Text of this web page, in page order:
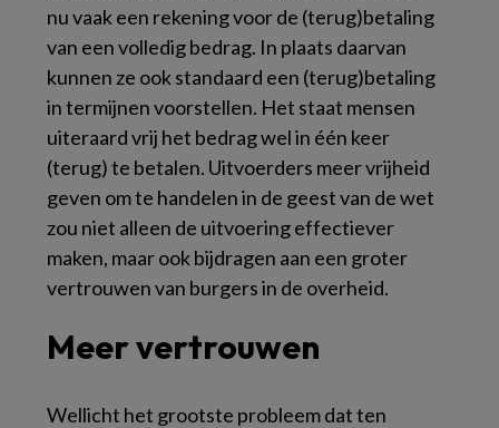
nu vaak een rekening voor de (terug)betaling
van een volledig bedrag. In plaats daarvan
kunnen ze ook standaard een (terug)betaling
in termijnen voorstellen. Het staat mensen
uiteraard vrij het bedrag wel in één keer
(terug) te betalen. Uitvoerders meer vrijheid
geven om te handelen in de geest van de wet
zou niet alleen de uitvoering effectiever
maken, maar ook bijdragen aan een groter
vertrouwen van burgers in de overheid.
Meer vertrouwen
Wellicht het grootste probleem dat ten